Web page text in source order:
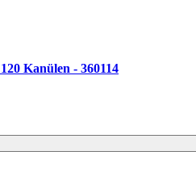
Kanülen - 360114